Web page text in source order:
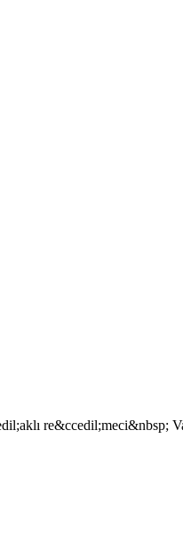
re&ccedil;meci&nbsp;